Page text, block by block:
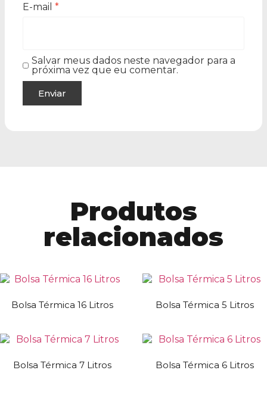
E-mail *
Salvar meus dados neste navegador para a
próxima vez que eu comentar.
Produtos
relacionados
Bolsa Térmica 16 Litros Bolsa Térmica 5 Litros
Bolsa Térmica 7 Litros Bolsa Térmica 6 Litros